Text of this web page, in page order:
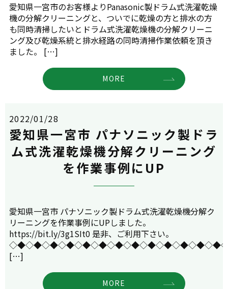
愛知県一宮市のお客様よりPanasonic製ドラム式洗濯乾燥
機の分解クリーニングと、ついでに乾燥の方と排水の方
も同時清掃したいとドラム式洗濯乾燥機の分解クリーニ
ング及び乾燥系統と排水経路の同時清掃作業依頼を頂き
ました。 […]
MORE
2022/01/28
愛知県一宮市 パナソニック製ドラ
ム式洗濯乾燥機分解クリーニング
を作業事例にUP
愛知県一宮市 パナソニック製ドラム式洗濯乾燥機分解ク
リーニングを作業事例にUPしました。
https://bit.ly/3g1SIt0 是非、ご利用下さい。
[…]
MORE